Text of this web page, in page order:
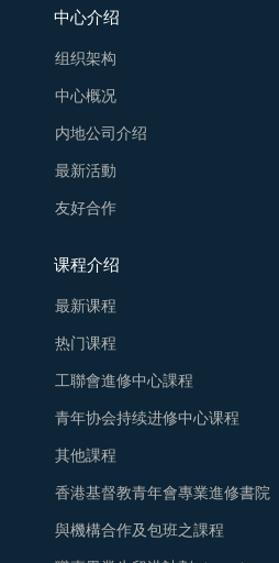
中心介绍
组织架构
中心概况
内地公司介绍
最新活動
友好合作
课程介绍
最新课程
热门课程
工聯會進修中心課程
青年协会持续进修中心课程
其他課程
香港基督教青年會專業進修書院
與機構合作及包班之課程